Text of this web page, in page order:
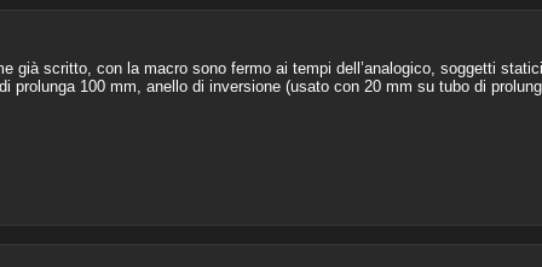
già scritto, con la macro sono fermo ai tempi dell’analogico, soggetti
prolunga 100 mm, anello di inversione (usato con 20 mm su tubo di